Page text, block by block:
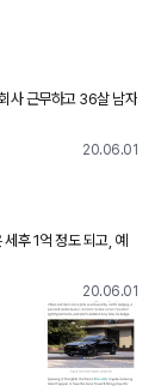
느냐에 따라 다르지만
20.06.01
조금 과한 것 같기는
20.06.01